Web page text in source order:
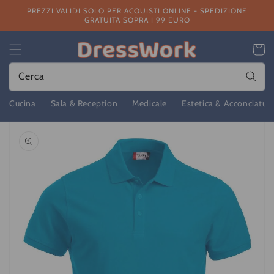
direttamente
PREZZI VALIDI SOLO PER ACQUISTI ONLINE - SPEDIZIONE
GRATUITA SOPRA I 99 EURO
Cerca
Cucina Sala & Reception Medicale Estetica & Acconciature
Carrello
Passa alle
sul prodotto